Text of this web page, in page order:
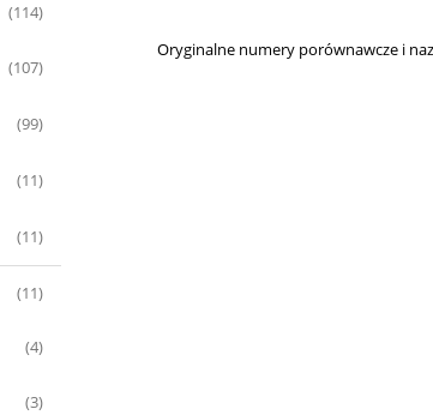
(114)
(107)
(99)
(11)
(11)
(11)
(4)
(3)
Oryginalne numery porównawcze i